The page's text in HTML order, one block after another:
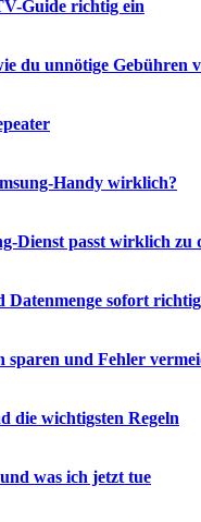
Guide richtig ein
du unnötige Gebühren
Handy wirklich?
Dienst passt wirklich zu
Datenmenge sofort richtig
und Fehler
die wichtigsten Regeln
was ich jetzt tue